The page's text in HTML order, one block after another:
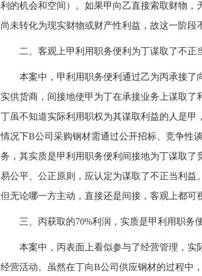
利的机会和空间）。如果甲向乙直接索取财物，
尚未转化为现实财物或财产性利益，故这一阶段
二、客观上甲利用职务便利为丁谋取了不正
本案中，甲利用职务便利通过乙为丙承接
实供货商，间接地使甲为丁在承接业务上谋取了
丁虽不知道实际利用职权为其谋取利益的人是
情况下B公司采购钢材需通过公开招标、竞争性
务，其实质是甲利用职务便利间接地为丁谋取
易公平、公正原则，应认定为谋取了不正当利益
但无论哪一方主动，直接还是间接，客观上都可
三、丙获取的70%利润，实质是甲利用职务
本案中，丙表面上看似参与了经营管理，
经营活动。虽然在丁向B公司供应钢材的过程中